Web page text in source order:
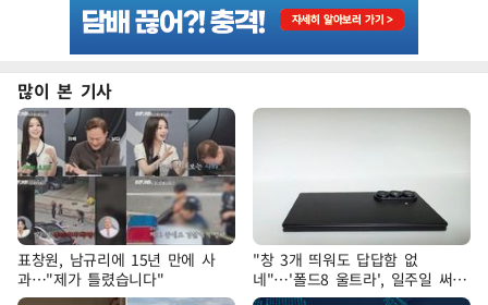
많이 본 기사
표창원, 남규리에 15년 만에 사
과…"제가 틀렸습니다"
"창 3개 띄워도 답답함 없
네"…'폴드8 울트라', 일주일 써보
니